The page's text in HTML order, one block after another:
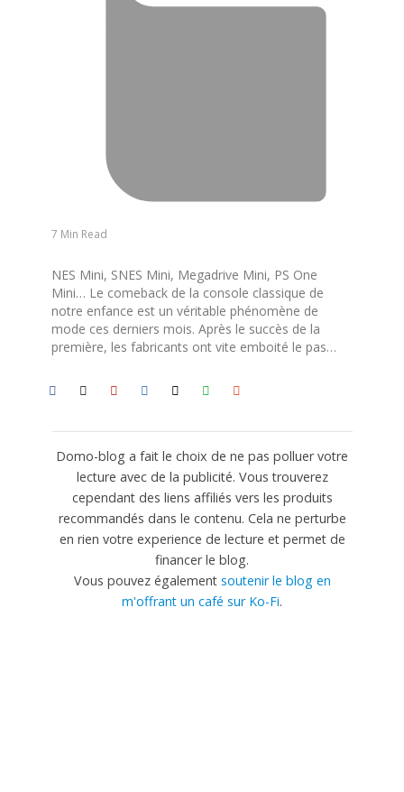
7 Min Read
NES Mini, SNES Mini, Megadrive Mini, PS One
Mini… Le comeback de la console classique de
notre enfance est un véritable phénomène de
mode ces derniers mois. Après le succès de la
première, les fabricants ont vite emboité le pas…
Domo-blog a fait le choix de ne pas polluer votre
lecture avec de la publicité. Vous trouverez
cependant des liens affiliés vers les produits
recommandés dans le contenu. Cela ne perturbe
en rien votre experience de lecture et permet de
financer le blog.
Vous pouvez également soutenir le blog en
m'offrant un café sur Ko-Fi.